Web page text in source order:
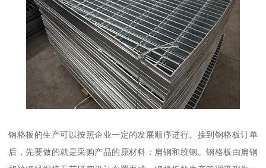
钢格板的生产可以按照企业一定的发展顺序进行。接到钢格板订单
后，先要做的就是采购产品的原材料：扁钢和绞钢。钢格板由扁钢